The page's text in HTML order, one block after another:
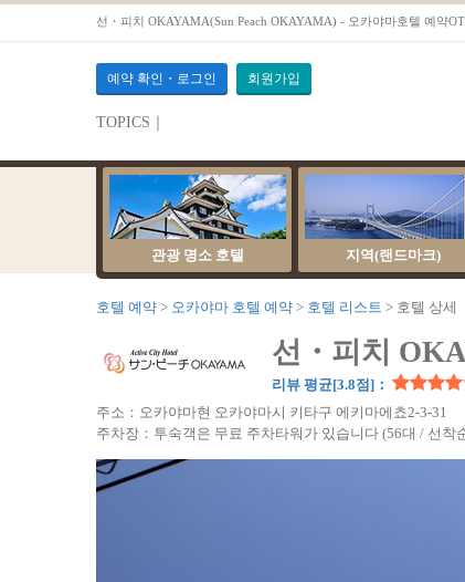
선・피치 OKAYAMA(Sun Peach OKAYAMA) - 오카야마호텔 예약
예약 확인・로그인 회원가입
TOPICS｜
관광 명소 호텔 지역(랜드마크)
호텔 예약 오카야마 호텔 예약 호텔 리스트 호텔 상세
선・피치
리뷰 평균[3.8점]：
주소：오카야마현 오카야마시 키타구 에키마에쵸2-3-31
주차장：투숙객은 무료 주차타워가 있습니다 (56대 / 선착